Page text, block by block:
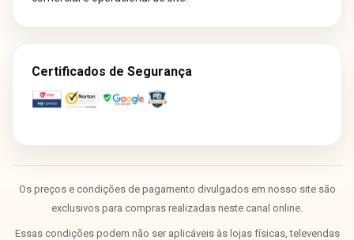
Certificados de Segurança
Os preços e condições de pagamento divulgados em nosso site são
exclusivos para compras realizadas neste canal online.
Essas condições podem não ser aplicáveis às lojas físicas, televendas